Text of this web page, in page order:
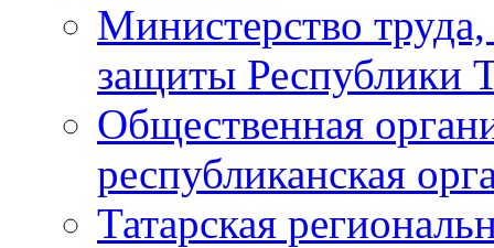
Министерство
защиты Республики
Общественная
республиканская
Татарская